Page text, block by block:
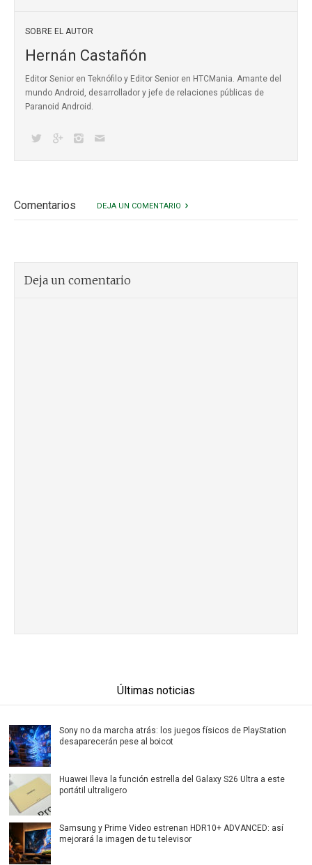
SOBRE EL AUTOR
Hernán Castañón
Editor Senior en Teknófilo y Editor Senior en HTCMania. Amante del
mundo Android, desarrollador y jefe de relaciones públicas de
Paranoid Android.
Comentarios DEJA UN COMENTARIO
Deja un comentario
Últimas noticias
Sony no da marcha atrás: los juegos físicos de PlayStation
desaparecerán pese al boicot
Huawei lleva la función estrella del Galaxy S26 Ultra a este
portátil ultraligero
Samsung y Prime Video estrenan HDR10+ ADVANCED: así
mejorará la imagen de tu televisor